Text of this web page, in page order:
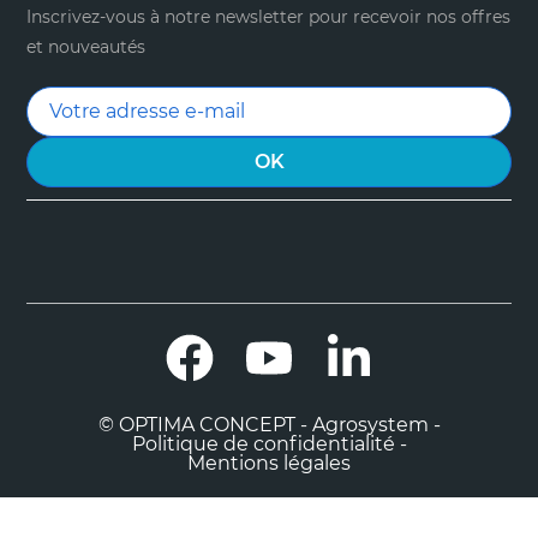
Inscrivez-vous à notre newsletter pour recevoir nos offres
et nouveautés
Facebook YouTube
© OPTIMA CONCEPT - Agrosystem -
Politique de confidentialité -
Mentions légales